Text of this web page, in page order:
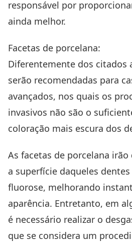
responsável por
ainda melhor.
Facetas de porcelana:
Diferentemente dos citados
serão recomendadas para
avançados, nos quais os
invasivos não são o
coloração mais escura dos
As facetas de porcelana
a superfície daqueles
fluorose, melhorando
aparência. Entretanto, em
é necessário realizar o
que se considera um